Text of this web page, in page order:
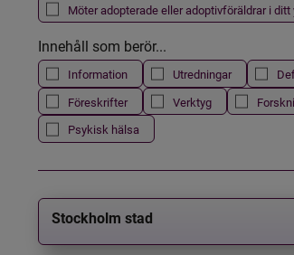
Möter adopterade eller adoptivföräldrar i ditt
Innehåll som berör...
Information Utredningar
Föreskrifter
Verktyg
Psykisk hälsa
Stockholm stad